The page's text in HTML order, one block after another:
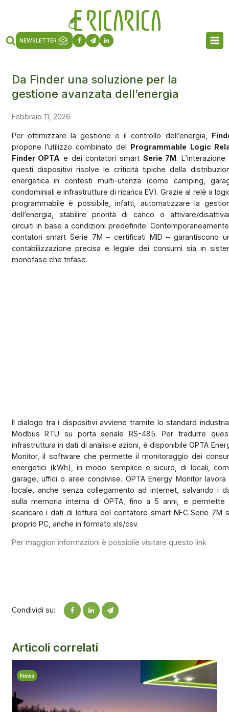
NEWSLETTER
Da Finder una soluzione per la
gestione avanzata dell’energia
Febbraio 11, 2026
Per ottimizzare la gestione e il controllo dell’energia,
propone l’utilizzo combinato del Programmable Logic
Finder OPTA e dei contatori smart Serie 7M. L’interazione
questi dispositivi risolve le criticità tipiche della
energetica in contesti multi-utenza (come camping,
condominiali e infrastrutture di ricarica EV). Grazie al relè a
programmabile è possibile, infatti, automatizzare la
dell’energia, stabilire priorità di carico o attivare/
circuiti in base a condizioni predefinite.
contatori smart Serie 7M – certificati MID – garantiscono
contabilizzazione precisa e legale dei consumi sia in
monofase che trifase.
Il dialogo tra i dispositivi avviene tramite lo standard
Modbus RTU su porta seriale RS-485. Per tradurre
infrastruttura in dati di analisi e azioni, è disponibile OPTA
Monitor, il software che permette il monitoraggio dei
energetici (kWh), in modo semplice e sicuro, di locali,
garage, uffici o aree condivise. OPTA Energy Monitor lavora
locale, anche senza collegamento ad internet, salvando i
sulla memoria interna di OPTA, fino a 5 anni, e permette
scaricare i dati di lettura del contatore smart NFC Serie 7M
proprio PC, anche in formato xls/csv.
Per maggiori informazioni è possibile visitare questo link
Condividi su:
Articoli correlati
News